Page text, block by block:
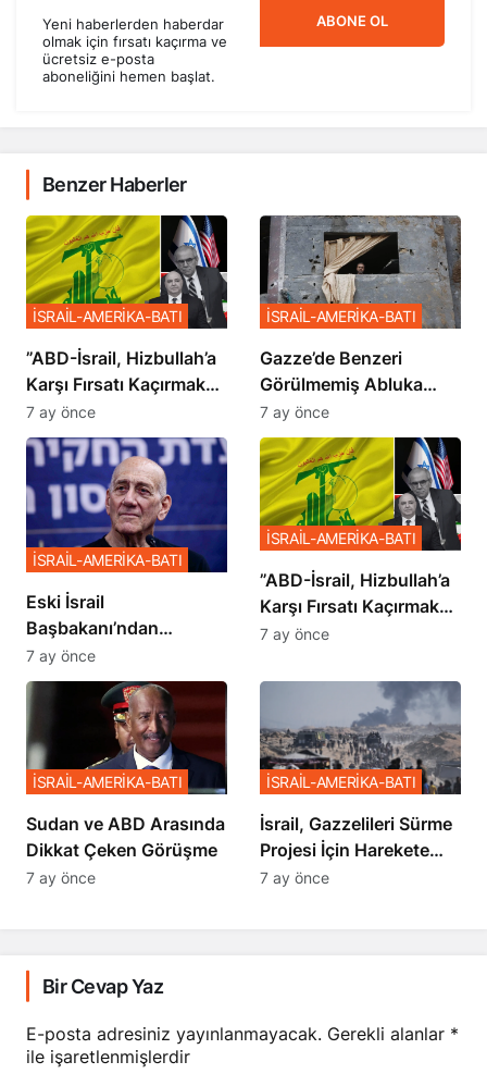
Yeni haberlerden haberdar
olmak için fırsatı kaçırma ve
ücretsiz e-posta
aboneliğini hemen başlat.
ABONE OL
Benzer Haberler
​​​​​​​”ABD-İsrail, Hizbullah’a
Karşı Fırsatı Kaçırmak
İstemiyor”
İSRAİL-AMERİKA-BATI
7 ay önce
​​​​​​​Gazze’de Benzeri
Görülmemiş Abluka
Planı
İSRAİL-AMERİKA-BATI
7 ay önce
Eski İsrail
Başbakanı’ndan
Netanyahu’ya Ağır
Sözler
İSRAİL-AMERİKA-BATI
7 ay önce
​​​​​​​”ABD-İsrail, Hizbullah’a
Karşı Fırsatı Kaçırmak
İstemiyor”
İSRAİL-AMERİKA-BATI
7 ay önce
Sudan ve ABD Arasında
Dikkat Çeken Görüşme
İSRAİL-AMERİKA-BATI
7 ay önce
İsrail, Gazzelileri Sürme
Projesi İçin Harekete
Geçti
İSRAİL-AMERİKA-BATI
7 ay önce
Bir Cevap Yaz
E-posta adresiniz yayınlanmayacak. Gerekli alanlar *
ile işaretlenmişlerdir